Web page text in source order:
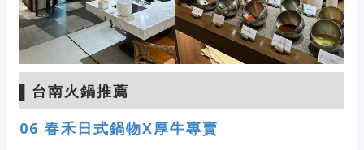
台南火鍋推薦
06 春禾日式鍋物X厚牛專賣